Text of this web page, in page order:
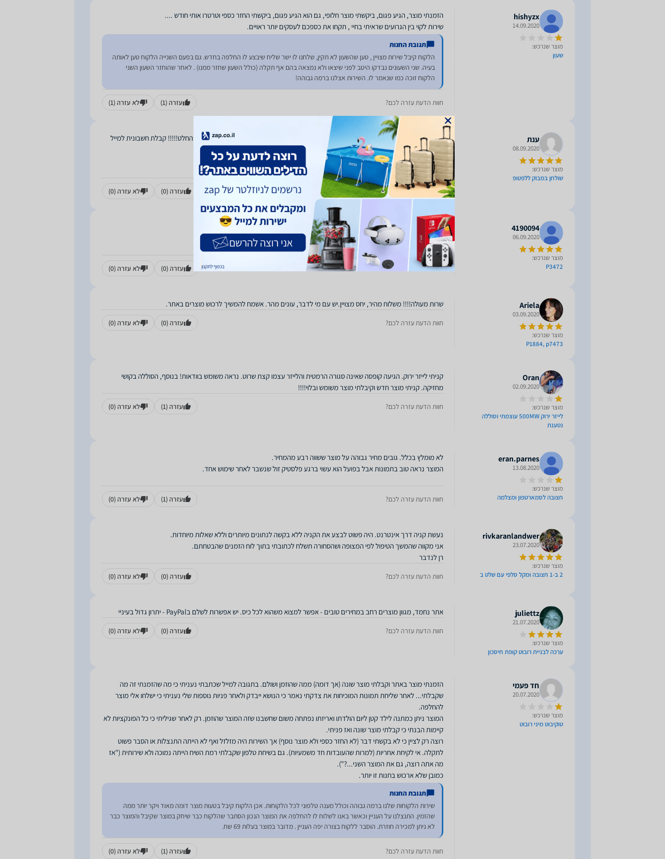
hishyzx
14.09.2020
מוצר שנרכש:
שעון
שירות לקוי בין הגרועים שראיתי בחיי , תקחו את כספכם לעסקים יותר ראויים.
תגובת החנות
הלקוח קיבל שירות מצויין , טען שהשעון לא תקין, שלחנו לו ישר שליח שיבצע לו החלפה בחדש. גם בפעם השנייה הלקוח טען לאותה
בעיה. שני השעונים נבדקו היטב לפני שיצאו ולא נמצאה בהם אף תקלה (כולל השעון שחזר ממנו) . לאחר שהוחזר השעון השני
הלקוח זוכה כמו שנאמר לו. השירות אצלנו ברמה גבוהה!
חוות הדעת עזרה לכם? עזרה(1) לא עזרה(1)
ענת
08.09.2020
מוצר שנרכש:
שולחן במבוק ללפטופ
השירות היה מהיר, אדיב ויעיל. איסוף עצמי: הביאו את המוצר עד הרכב. אמשיך לקנות בחנות זו בהחלט!!!!! קבלת חשבונית למייל
חוות הדעת עזרה לכם? עזרה(0) לא עזרה(0)
4190094
06.09.2020
מוצר שנרכש:
P3472
המוצר הגיע בתוך כמה שעות פחות מהמובטח, כשהוא עטוף מושלם למתנה. שירות מקסים !!
חוות הדעת עזרה לכם? עזרה(0) לא עזרה(0)
Ariela
03.09.2020
מוצר שנרכש:
P1884, p7473
שרות מעולה!!!! משלוח מהיר, יחס מצויין.יש עם מי לדבר, עונים מהר. אשמח להמשיך לרכוש מוצרים באתר.
חוות הדעת עזרה לכם? עזרה(0) לא עזרה(0)
Oran
02.09.2020
מוצר שנרכש:
לייזר ירוק 500MW עוצמתי וסוללה
נטענת
קניתי לייזר ירוק. הגיעה קופסה שאינה סגורה הרמטית והלייזר עצמו קצת שרוט. נראה משומש בוודאות! בנוסף, הסוללה בקושי
מחזיקה. קניתי מוצר חדש וקיבלתי מוצר משומש ובלוי!!!!
חוות הדעת עזרה לכם? עזרה(1) לא עזרה(0)
eran.parnes
13.08.2020
מוצר שנרכש:
חצובה לסמארטפון ומצלמה
חוות הדעת עזרה לכם? עזרה(1) לא עזרה(0)
rivkaranlandwer
23.07.2020
מוצר שנרכש:
2 ב-1 חצובה ומקל סלפי עם שלט ב
רן לנדבר
חוות הדעת עזרה לכם? עזרה(0) לא עזרה(0)
juliettz
21.07.2020
מוצר שנרכש:
ערכה לבניית רובוט קופת חיסכון
אתר נחמד, מגוון מוצרים רחב במחירים טובים - אפשר למצוא משהוא לכל כיס. יש אפשרות לשלם בPayPal - יתרון גדול בעיניי
חוות הדעת עזרה לכם? עזרה(0) לא עזרה(0)
חד פעמי
20.07.2020
מוצר שנרכש:
טוקיבוט מיני רובוט
הזמנתי מוצר באתר וקבלתי מוצר שונה (אך דומה) ממה שהוזמן ושולם. בתגובה למייל שכתבתי נעניתי כי מה שהזמנתי זה מה
שקבלתי... לאחר שליחת תמונות המוכיחות את צדקתי נאמר כי הנושא ייבדק ולאחר פניות נוספות שלי נעניתי כי ישלחו אלי מוצר
המוצר ניתן כמתנה לילד קטן ליום הולדתו ואריזתו נפתחה משום שחשבנו שזה המוצר שהוזמן. רק לאחר שגיליתי כי כל הפונקציות לא
רוצה רק לציין כי לא בקשתי דבר (לא החזר כספי ולא מוצר נוסף) אך השירות היה מזלזל ואף לא הייתה התנצלות או הסבר פשוט
לתקלה. אי לקיחת אחריות (למרות שהעובדות חד משמעיות). גם בשיחת טלפון שקבלתי רמת השיח הייתה נמוכה ולא שירותית ("אז
כמובן שלא ארכוש בחנות זו יותר.
תגובת החנות
שירות הלקוחות שלנו ברמה גבוהה וכולל מענה טלפוני לכל הלקוחות. אכן הלקוח קיבל בטעות מוצר דומה מאוד ויקר יותר ממה
שהזמין. התנצלנו על העניין וכאשר באנו לשלוח לו להחלפה את המוצר הנכון הסתבר שהלקוח כבר שיחק במוצר שקיבל והמוצר כבר
לא ניתן למכירה חוזרת. הוסבר ללקוח בצורה יפה העניין . מדובר במוצר בעלות 69 שח.
חוות הדעת עזרה לכם? עזרה(1) לא עזרה(0)